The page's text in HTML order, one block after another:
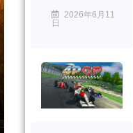
2026年6月11
日